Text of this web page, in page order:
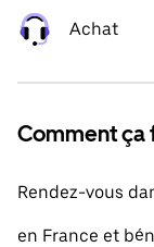
Achat
Comment ça
Rendez-vous
en France et